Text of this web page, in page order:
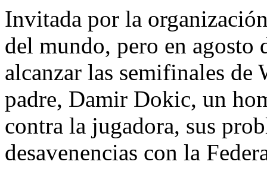
Invitada por la
del mundo, pero en agosto
alcanzar las semifinales de
padre, Damir Dokic, un
contra la jugadora, sus
desavenencias con la